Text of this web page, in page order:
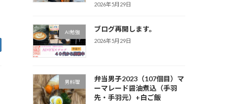
2026年5月29日
AI勉強 ブログ再開します。
2026年5月29日
男料理
弁当男子2023（107個目）マ
ーマレード醤油煮込（手羽
先・手羽元）+白ご飯